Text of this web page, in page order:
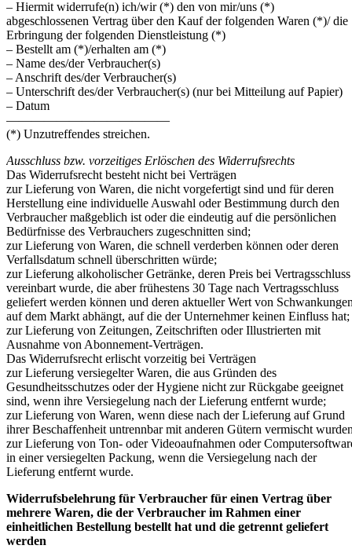
– Hiermit widerrufe(n) ich/wir (*) den von mir/uns (*)
abgeschlossenen Vertrag über den Kauf der folgenden Waren (*)/ die
Erbringung der folgenden Dienstleistung (*)
– Bestellt am (*)/erhalten am (*)
– Name des/der Verbraucher(s)
– Anschrift des/der Verbraucher(s)
– Unterschrift des/der Verbraucher(s) (nur bei Mitteilung auf Papier)
– Datum
—————————————
(*) Unzutreffendes streichen.
Ausschluss bzw. vorzeitiges Erlöschen des Widerrufsrechts
Das Widerrufsrecht besteht nicht bei Verträgen
zur Lieferung von Waren, die nicht vorgefertigt sind und für deren
Herstellung eine individuelle Auswahl oder Bestimmung durch den
Verbraucher maßgeblich ist oder die eindeutig auf die persönlichen
Bedürfnisse des Verbrauchers zugeschnitten sind;
zur Lieferung von Waren, die schnell verderben können oder deren
Verfallsdatum schnell überschritten würde;
zur Lieferung alkoholischer Getränke, deren Preis bei Vertragsschluss
vereinbart wurde, die aber frühestens 30 Tage nach Vertragsschluss
geliefert werden können und deren aktueller Wert von
auf dem Markt abhängt, auf die der Unternehmer keinen Einfluss hat;
zur Lieferung von Zeitungen, Zeitschriften oder Illustrierten mit
Ausnahme von Abonnement-Verträgen.
Das Widerrufsrecht erlischt vorzeitig bei Verträgen
zur Lieferung versiegelter Waren, die aus Gründen des
Gesundheitsschutzes oder der Hygiene nicht zur Rückgabe geeignet
sind, wenn ihre Versiegelung nach der Lieferung entfernt wurde;
zur Lieferung von Waren, wenn diese nach der Lieferung auf Grund
ihrer Beschaffenheit untrennbar mit anderen Gütern vermischt
zur Lieferung von Ton- oder Videoaufnahmen oder
in einer versiegelten Packung, wenn die Versiegelung nach der
Lieferung entfernt wurde.
Widerrufsbelehrung für Verbraucher für einen Vertrag über
mehrere Waren, die der Verbraucher im Rahmen einer
einheitlichen Bestellung bestellt hat und die getrennt geliefert
werden